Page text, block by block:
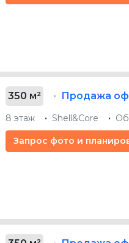
350 м² Продажа
8 этаж Shell&Core
Запрос фото и